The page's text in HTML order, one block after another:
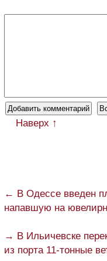
Наверх ↑
← В Одессе введен
напавшую на
→ В Ильичевске
из порта 11-тонные